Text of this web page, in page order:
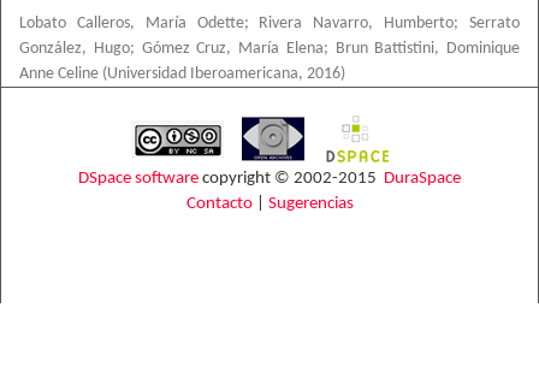
Lobato Calleros, María Odette; Rivera Navarro, Humberto;Serrato
González, Hugo; Gómez Cruz, María Elena;
Brun Battistini, Dominique
Anne Celine (Universidad Iberoamericana, 2016)
DSpace software copyright © 2002-2015 DuraSpace
Contacto| Sugerencias